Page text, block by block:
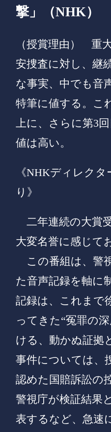
撃」（NHK）
（授賞理由）
重
安捜査に対し、継
な事実、中でも音
特筆に値する。こ
上に、さらに第3
値は高い。
《NHKディレク
り》
二年連続の大賞
大変名誉に感じて
この番組は、警
た音声記録を軸に
記録は、これまで
ってきた“冤罪の
ける、動かぬ証拠
事件については、
認めた国賠訴訟の
警視庁が検証結果
表するなど、急速